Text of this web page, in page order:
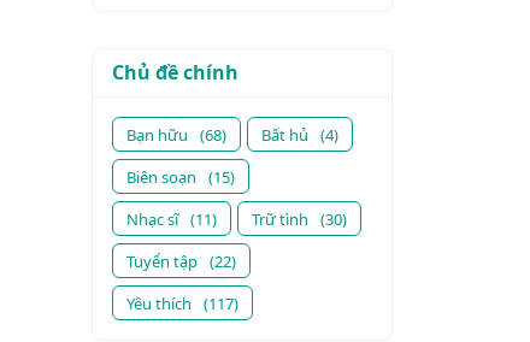
Chủ đề chính
Bạn hữu (68) Bất hủ
(4)
Biên soạn
(15)
Nhạc sĩ (11) Trữ tình
(30)
Tuyển tập (22)
Yêu thích
(117)